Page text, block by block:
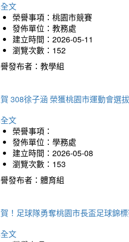
文
榮譽事項：桃園市競賽
發佈單位：教務處
建立時間：2026-05-11
瀏覽次數：152
發布者：教學組
308徐子涵 榮獲桃園市運動會選
文
榮譽事項：
發佈單位：學務處
建立時間：2026-05-08
瀏覽次數：153
發布者：體育組
！足球隊勇奪桃園市長盃足球錦
文